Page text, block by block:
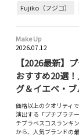
Fujiko（フジコ）
Make Up
2026.07.12
【2026最新】
おすすめ20選
グ＆イエベ・ブ
価格以上のクオリティ
演出する「プチプラチ
チプラベスコスランキ
から、人気ブランドの